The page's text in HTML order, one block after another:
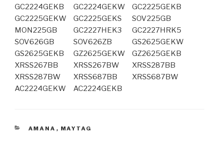
GC2224GEKB
GC2224GEKW
GC2225GEKB
GC2225GEKW
GC2225GEKS
SOV225GB
MON225GB
GC2227HEK3
GC2227HRK5
SOV626GB
SOV626ZB
GS2625GEKW
GS2625GEKB
GZ2625GEKW
GZ2625GEKB
XRSS267BB
XRSS267BW
XRSS287BB
XRSS287BW
XRSS687BB
XRSS687BW
AC2224GEKW
AC2224GEKB
CATÉGORIES
AMANA , MAYTAG